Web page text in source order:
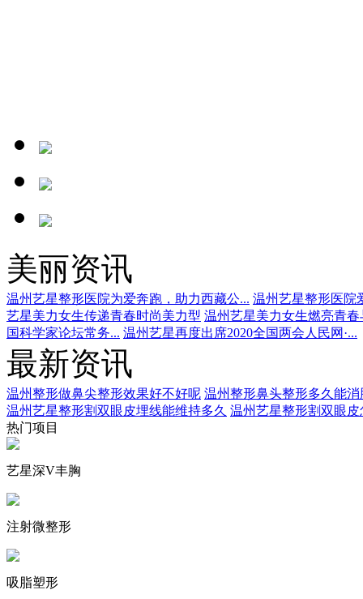
美丽资讯
温州艺星整形医院为爱奔跑，助力西藏公... 温州艺星整形医院
艺星美力女生传递青春时尚美力型 温州艺星美力女生燃亮青春
国科学家论坛常务... 温州艺星再度出席2020全国两会人民网·...
最新资讯
温州整形做鼻尖整形效果好不好呢 温州整形鼻头整形多久能消
温州艺星整形割双眼皮埋线能维持多久 温州艺星整形割双眼皮
热门项目
艺星深V丰胸
注射微整形
吸脂塑形